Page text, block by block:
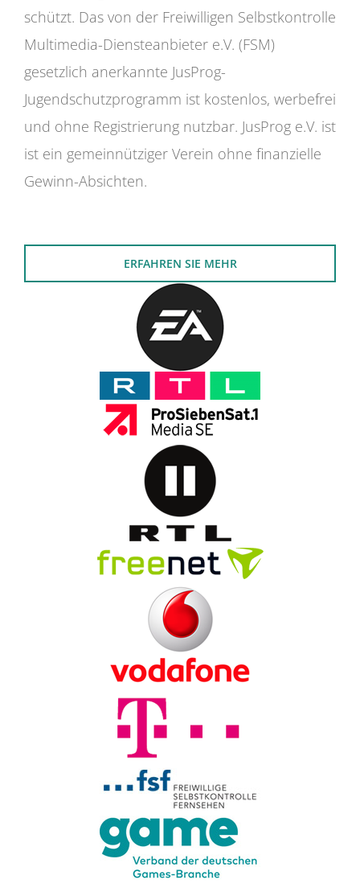
schützt. Das von der Freiwilligen Selbstkontrolle
Multimedia-Diensteanbieter e.V. (FSM)
gesetzlich anerkannte JusProg-
Jugendschutzprogramm ist kostenlos, werbefrei
und ohne Registrierung nutzbar. JusProg e.V. ist
ist ein gemeinnütziger Verein ohne finanzielle
Gewinn-Absichten.
ERFAHREN SIE MEHR